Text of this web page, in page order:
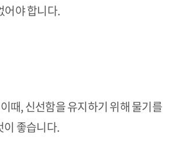
어야 합니다.
때, 신선함을 유지하기 위해 물기를
이 좋습니다.